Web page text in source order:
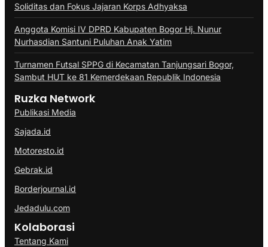
Soliditas dan Fokus Jajaran Korps Adhyaksa
Anggota Komisi IV DPRD Kabupaten Bogor Hj. Nunur
Nurhasdian Santuni Puluhan Anak Yatim
Turnamen Futsal SPPG di Kecamatan Tanjungsari Bogor,
Sambut HUT ke 81 Kemerdekaan Republik Indonesia
Ruzka Network
Publikasi Media
Sajada.id
Motoresto.id
Gebrak.id
Borderjournal.id
Jedadulu.com
Kolaborasi
Tentang Kami